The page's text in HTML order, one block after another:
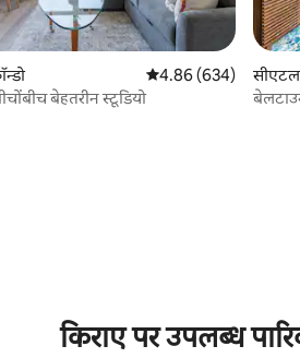
औसत रेटिंग 5 में से 4.86,
4.86 (634)
बेहतरीन स्टूडियो
सीएटल
किराए पर उपलब्ध